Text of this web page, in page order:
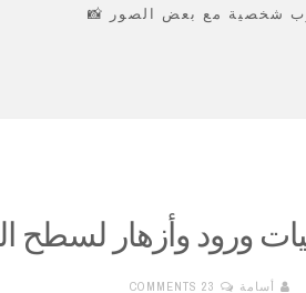
شخصية مع بعض الصور 📸
ورود وأزهار لسطح
أسامة 23 COMMENTS